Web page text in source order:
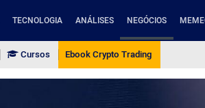
TECNOLOGIA ANÁLISES NEGÓCIOS
Cursos Ebook Crypto Trading